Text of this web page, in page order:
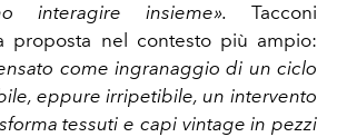
interagire insieme». Tacconi
proposta nel contesto più ampio:
come ingranaggio di un ciclo
eppure irripetibile, un intervento
tessuti e capi vintage in pezzi